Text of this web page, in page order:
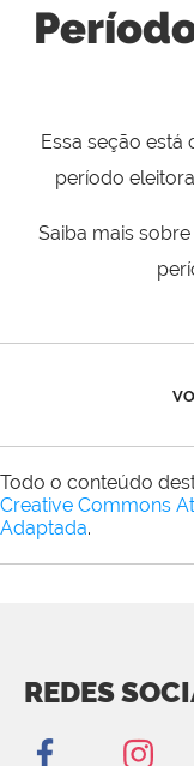
Essa seção
período
Saiba mais
Todo o conteúdo
Creative Commons
Adaptada.
REDES